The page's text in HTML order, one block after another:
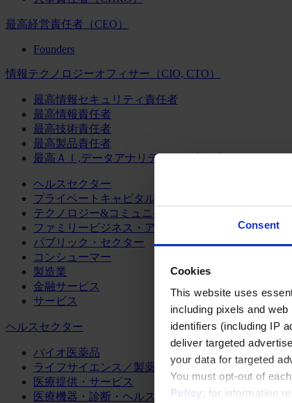
Consent
Cookies
This website uses
including pixels and
identifiers (including IP
deliver targeted
your data for targeted
You must opt-out of
Policy; for information
最高経営責任者（CEO）
Founders
情報テクノロジーオフィサー（CIO, CTO）
最高情報セキュリティ責任者
最高情報責任者
最高技術責任者
最高製品責任者
最高ＡＩ,データアナリティクス責任者
ヘルスセクター
プライベートキャピタル
テクノロジー&コミュニケーション
ファミリービジネス・アドバイザリー
パブリック・セクター
コンシューマー
製造業
金融サービス
サービス
ヘルスセクター
バイオ医薬品
ライフサイエンス／製薬
医療提供・サービス
医療機器・診断・ヘルスケアテクノロジー